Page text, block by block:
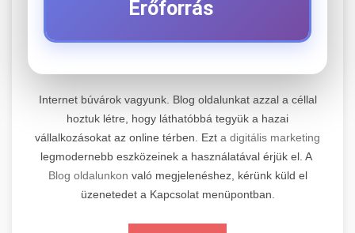
Erőforrás
+
Professzionális elektromos roller javítási és
karbantartási szolgáltatások. Szakértő
technikusaink minőségi szervízt nyújtanak
minden jelentős márkához és modellhez.
Szervizközpont Látogatása
📊 2. Online Marketing
Ügynökség
+
Átfogó online marketing szolgáltatások,
beleértve a SEO-t, közösségi média kezelést és
Internet búvárok vagyunk. Blog oldalunkat azzal a céllal
hoztuk létre, hogy láthatóbbá tegyük a hazai
vállalkozásokat az online térben. Ezt a digitális marketing
legmodernebb eszközeinek a használatával érjük el. A
Blog oldalunkon való megjelenéshez, kérünk küld el
üzenetedet a Kapcsolat menüpontban.